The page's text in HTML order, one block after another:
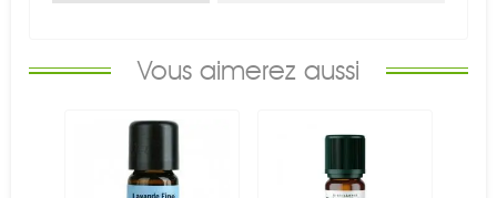
Vous aimerez aussi